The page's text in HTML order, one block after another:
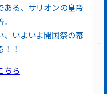
ある、サリオンの皇帝
、いよいよ開国祭の幕
！
ちら